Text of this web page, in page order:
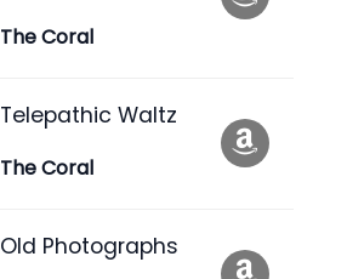
The Coral
Telepathic Waltz
The Coral
Old Photographs